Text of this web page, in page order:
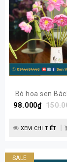
Bó hoa sen
Tây | Sen
98.000₫
XEM CHI TIẾT
SALE